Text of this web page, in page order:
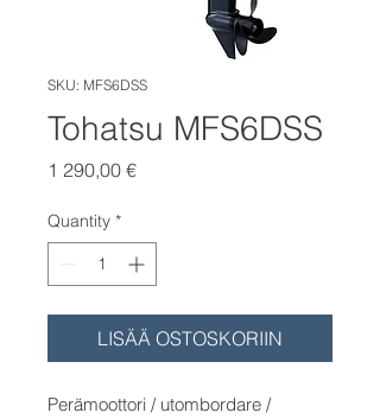
SKU: MFS6DSS
Tohatsu MFS6DSS
1 290,00 €Price
Quantity *
LISÄÄ OSTOSKORIIN
Perämoottori / utombordare /